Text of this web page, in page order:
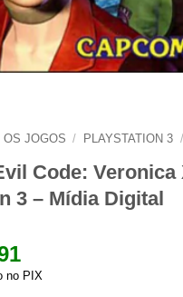
OS JOGOS / PLAYSTATION 3 /
Code: Veronica
3 – Mídia Digital
no PIX